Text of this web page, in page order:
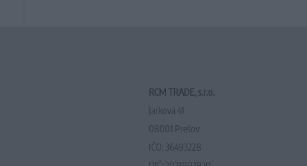
RCM TRADE, s.r.o.
Jarková 41
08001 Prešov
IČO: 36493228